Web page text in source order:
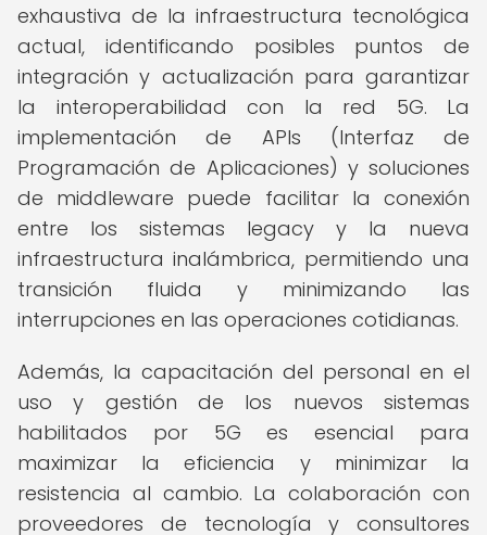
exhaustiva de la infraestructura tecnológica
actual, identificando posibles puntos de
integración y actualización para garantizar
la interoperabilidad con la red 5G. La
implementación de APIs (Interfaz de
Programación de Aplicaciones) y soluciones
de middleware puede facilitar la conexión
entre los sistemas legacy y la nueva
infraestructura inalámbrica, permitiendo una
transición fluida y minimizando las
interrupciones en las operaciones cotidianas.
Además, la capacitación del personal en el
uso y gestión de los nuevos sistemas
habilitados por 5G es esencial para
maximizar la eficiencia y minimizar la
resistencia al cambio. La colaboración con
proveedores de tecnología y consultores